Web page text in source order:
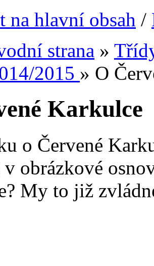
na hlavní obsah /
strana »
2015 » O
Karkulce
o Červené
obrázkové
My to již